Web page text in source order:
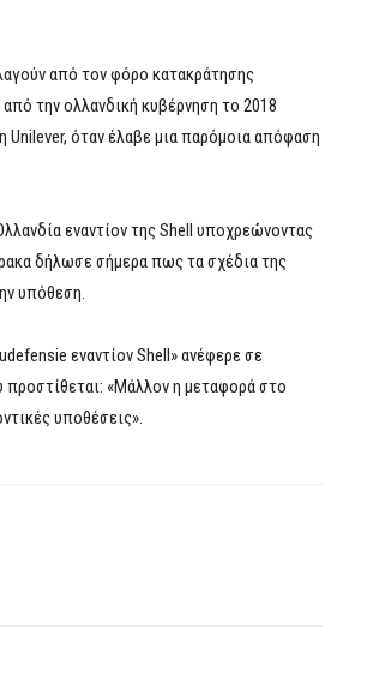
από τον φόρο κατακράτησης
την ολλανδική κυβέρνηση το 2018
όταν έλαβε μια παρόμοια απόφαση
εναντίον της Shell υποχρεώνοντας
δήλωσε σήμερα πως τα σχέδια της
υπόθεση.
εναντίον Shell» ανέφερε σε
«Μάλλον η μεταφορά στο
υποθέσεις».